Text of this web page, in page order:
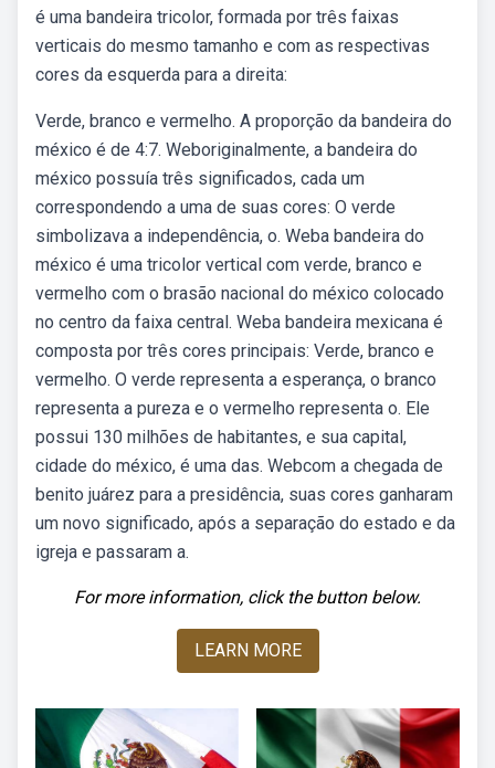
é uma bandeira tricolor, formada por três faixas
verticais do mesmo tamanho e com as respectivas
cores da esquerda para a direita:
Verde, branco e vermelho. A proporção da bandeira do
méxico é de 4:7. Weboriginalmente, a bandeira do
méxico possuía três significados, cada um
correspondendo a uma de suas cores: O verde
simbolizava a independência, o. Weba bandeira do
méxico é uma tricolor vertical com verde, branco e
vermelho com o brasão nacional do méxico colocado
no centro da faixa central. Weba bandeira mexicana é
composta por três cores principais: Verde, branco e
vermelho. O verde representa a esperança, o branco
representa a pureza e o vermelho representa o. Ele
possui 130 milhões de habitantes, e sua capital,
cidade do méxico, é uma das. Webcom a chegada de
benito juárez para a presidência, suas cores ganharam
um novo significado, após a separação do estado e da
igreja e passaram a.
For more information, click the button below.
LEARN MORE